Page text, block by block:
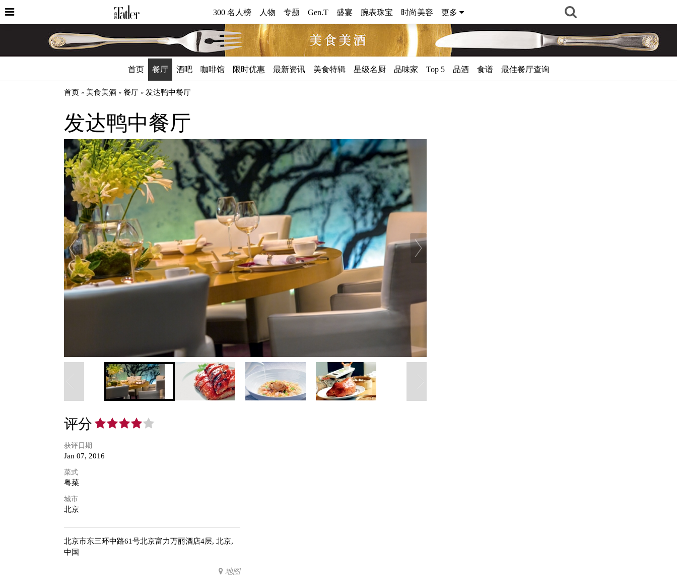
300 名人榜 人物 专题 Gen.T 盛宴 腕表珠宝 时尚美容 更多
美
食
酒
首页 餐厅 酒吧 咖啡馆 限时优惠 最新资讯 美食特辑 星级名厨 品味家 Top 5 品酒 食谱 最佳餐厅查询
首页 美食美酒 餐厅 发达鸭中餐厅
发达鸭中餐厅
评分
获评日期
Jan 07, 2016
菜式
粤菜
城市
北京
北京市东三环中路61号北京富力万丽酒店4层, 北京,
中国
地图